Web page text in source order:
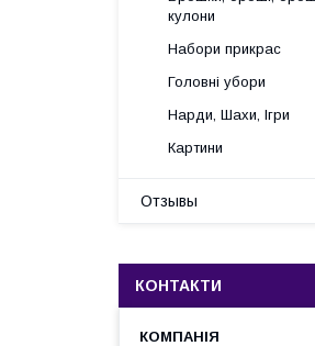
кулони
Набори прикрас
Головні убори
Нарди, Шахи, Ігри
Картини
Отзывы
КОНТАКТИ